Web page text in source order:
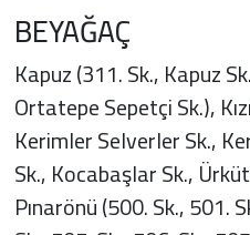
BEYAĞAÇ
Kapuz (311. Sk., Kapuz
Ortatepe Sepetçi Sk.),
Kerimler Selverler Sk.,
Sk., Kocabaşlar Sk.,
Pınarönü (500. Sk., 501.